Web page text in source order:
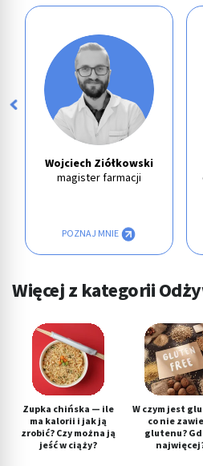
Wojciech Ziółkowski
magister farmacji
POZNAJ MNIE
Więcej z kategorii
Zupka chińska — ile
ma kalorii i jak ją
zrobić? Czy można ją
jeść w ciąży?
W czym jest
co nie
glutenu?